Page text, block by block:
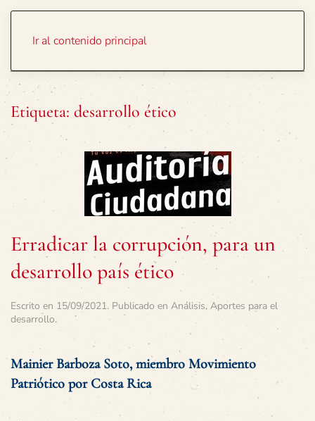
Ir al contenido principal
Etiqueta: desarrollo ético
Erradicar la corrupción, para un
desarrollo país ético
Escrito en 15/09/2021. Publicado en Análisis, Aportes para el
desarrollo.
Mainier Barboza Soto, miembro Movimiento
Patriótico por Costa Rica